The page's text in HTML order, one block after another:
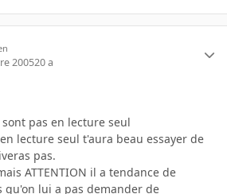
200520 a
pas en lecture seul
lecture seul t'aura beau essayer de
pas.
ATTENTION il a tendance de
lui a pas demander de